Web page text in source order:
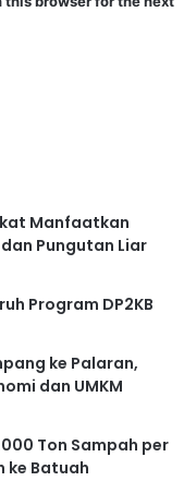
Manfaatkan
Pungutan Liar
Program DP2KB
ke Palaran,
dan UMKM
Ton Sampah per
ke Batuah